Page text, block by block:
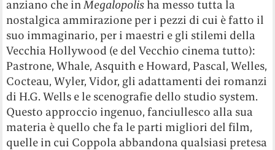
anziano che inMegalopolis ha messo tutta la
nostalgica ammirazione per i pezzi di cui è fatto il
suo immaginario, per i maestri e gli stilemi della
Vecchia Hollywood (e del Vecchio cinema tutto):
Pastrone, Whale, Asquith e Howard, Pascal, Welles,
Cocteau, Wyler, Vidor, gli adattamenti dei romanzi
di H.G. Wells e le scenografie dello studio system.
Questo approccio ingenuo, fanciullesco alla sua
materia è quello che fa le parti migliori del film,
quelle in cui Coppola abbandona qualsiasi pretesa